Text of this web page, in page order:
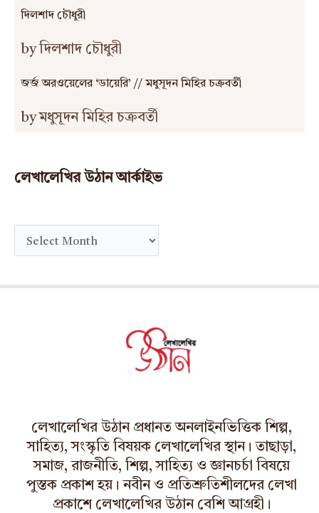
দিলশাদ চৌধুরী
by দিলশাদ চৌধুরী
জর্জ অরওয়েলের ‘ডায়েরি’ // মধুসূদন মিহির চক্রবর্তী
by মধুসূদন মিহির চক্রবর্তী
লেখালেখির উঠান আর্কাইভ
r
লেখালেখির উঠান প্রধানত অনলাইনভিত্তিক শিল্প,
সাহিত্য, সংস্কৃতি বিষয়ক লেখালেখির স্থান। তাছাড়া,
সমাজ, রাজনীতি, শিল্প, সাহিত্য ও জ্ঞানচর্চা বিষয়ে
পুস্তক প্রকাশ হয়। নবীন ও প্রতিশ্রুতিশীলদের লেখা
প্রকাশে লেখালেখির উঠান বেশি আগ্রহী।